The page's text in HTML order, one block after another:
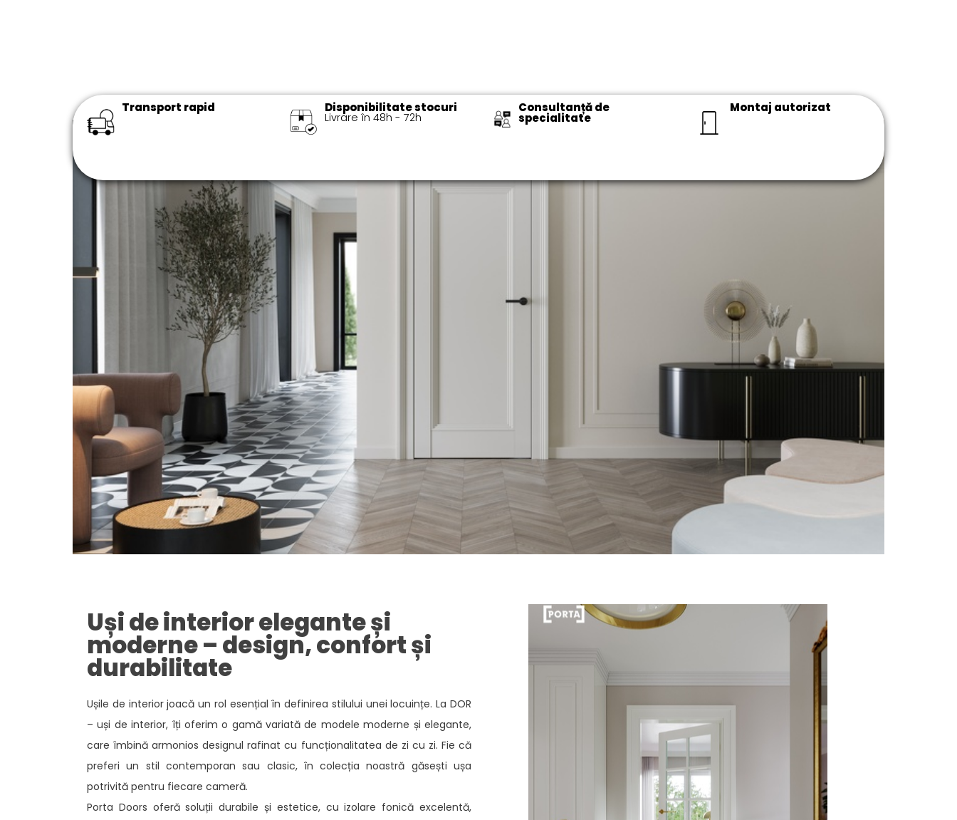
Transport rapid Disponibilitate stocuri
Livrare în 48h - 72h​
Consultanță de
specialitate​
Montaj autorizat
Uși de interior elegante și
moderne – design, confort și
durabilitate​
Ușile de interior joacă un rol esențial în definirea stilului unei locuințe. La DOR
– uși de interior, îți oferim o gamă variată de modele moderne și elegante,
care îmbină armonios designul rafinat cu funcționalitatea de zi cu zi. Fie că
preferi un stil contemporan sau clasic, în colecția noastră găsești ușa
potrivită pentru fiecare cameră. ​
Porta Doors oferă soluții durabile și estetice, cu izolare fonică excelentă,